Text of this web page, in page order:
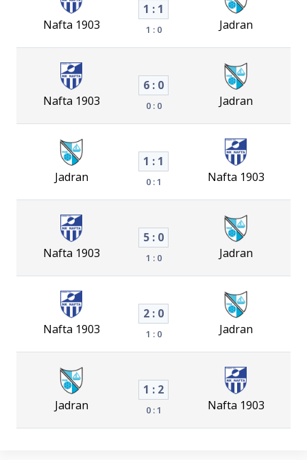
Nafta 1903
1 : 1
1 : 0 Jadran
Nafta 1903
6 : 0
0 : 0 Jadran
Jadran
1 : 1
0 : 1 Nafta 1903
Nafta 1903
5 : 0
1 : 0 Jadran
Nafta 1903
2 : 0
1 : 0 Jadran
Jadran
1 : 2
0 : 1 Nafta 1903